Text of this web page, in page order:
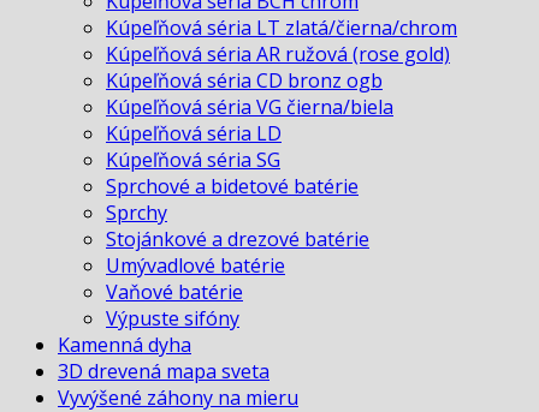
Kúpeľňová séria LT zlatá/čierna/chrom
Kúpeľňová séria AR ružová (rose gold)
Kúpeľňová séria CD bronz ogb
Kúpeľňová séria VG čierna/biela
Kúpeľňová séria LD
Kúpeľňová séria SG
Sprchové a bidetové batérie
Sprchy
Stojánkové a drezové batérie
Umývadlové batérie
Vaňové batérie
Výpuste sifóny
Kamenná dyha
3D drevená mapa sveta
Vyvýšené záhony na mieru